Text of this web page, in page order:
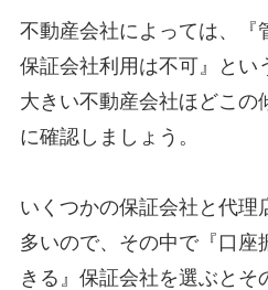
不動産会社によっては、『
保証会社利用は不可』とい
大きい不動産会社ほどこの
に確認しましょう。
いくつかの保証会社と代理
多いので、その中で『口座
きる』保証会社を選ぶとそ